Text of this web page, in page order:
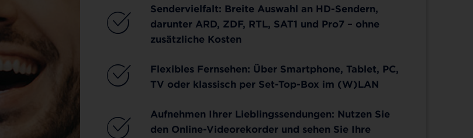
Sendervielfalt: Breite Auswahl an HD-Sendern,
darunter ARD, ZDF, RTL, SAT1 und Pro7 – ohne
zusätzliche Kosten
Flexibles Fernsehen: Über Smartphone, Tablet, PC,
TV oder klassisch per Set-Top-Box im (W)LAN
Aufnehmen Ihrer Lieblingssendungen: Nutzen Sie
den Online-Videorekorder und sehen Sie Ihre